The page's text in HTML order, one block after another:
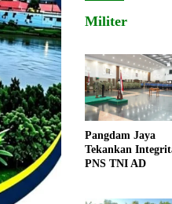
Militer
Pangdam Jaya
Tekankan
PNS TNI AD